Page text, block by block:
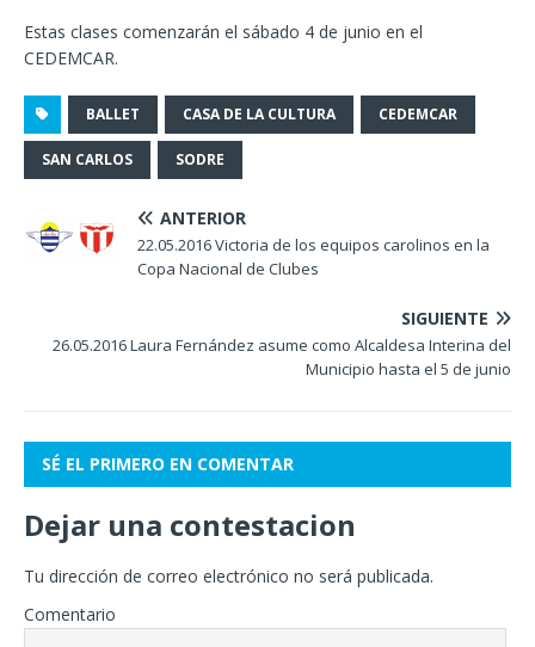
Estas clases comenzarán el sábado 4 de junio en el
CEDEMCAR.
BALLET CASA DE LA CULTURA CEDEMCAR
SAN CARLOS SODRE
ANTERIOR
22.05.2016 Victoria de los equipos carolinos en la
Copa Nacional de Clubes
SIGUIENTE
26.05.2016 Laura Fernández asume como Alcaldesa Interina del
Municipio hasta el 5 de junio
SÉ EL PRIMERO EN COMENTAR
Dejar una contestacion
Tu dirección de correo electrónico no será publicada.
Comentario